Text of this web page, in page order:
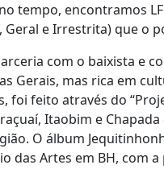
tempo, encontramos
Geral e Irrestrita) que o
com o baixista e
Gerais, mas rica em
foi feito através do
Itaobim e
O álbum
das Artes em BH, com